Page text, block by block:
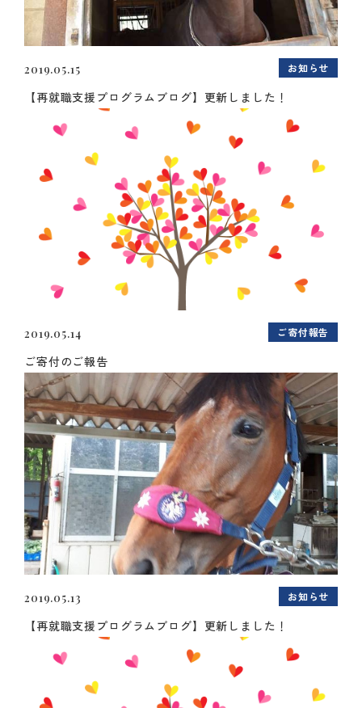
2019.05.15 お知らせ
【再就職支援プログラムブログ】更新しました！
2019.05.14 ご寄付報告
ご寄付のご報告
2019.05.13 お知らせ
【再就職支援プログラムブログ】更新しました！